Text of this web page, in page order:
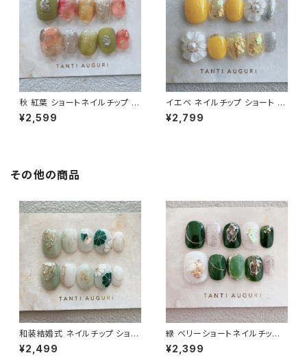
秋 紅葉 ショートネイルチップ 秋
色 9月 10月 11月 こうよう 短め
小さめ ベリーショート 通販サイ
¥2,599
イエベ ネイルチップ ショート 黄
色 ぷっくり フラワー フレッシュ
短め 小さめ 通販サイト 販売店
¥2,799
その他の商品
和装結婚式 ネイルチップ ショー
ト 短め 緑色 ピスタチオグリーン
和風 着物用 小さめ 和柄 通販
¥2,499
緑 ベリーショートネイルチップ
グリーン 植物 森林 葉っぱ アウ
トドア キャンプ 通販 販売店 濃
¥2,399